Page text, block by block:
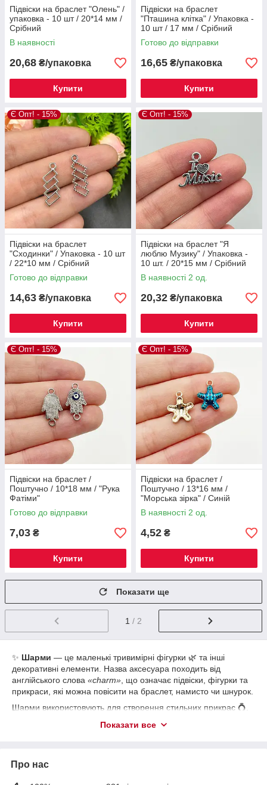
Підвіски на браслет "Олень" /
упаковка - 10 шт / 20*14 мм /
Срібний
В наявності
20,68 ₴/упаковка
Купити
Підвіски на браслет
"Пташина клітка" / Упаковка -
10 шт / 17 мм / Срібний
Готово до відправки
16,65 ₴/упаковка
Купити
Є Опт! - 15%
Підвіски на браслет
"Сходинки" / Упаковка - 10 шт
/ 22*10 мм / Срібний
Готово до відправки
14,63 ₴/упаковка
Купити
Є Опт! - 15%
Підвіски на браслет "Я
люблю Музику" / Упаковка -
10 шт. / 20*15 мм / Срібний
#23
В наявності 2 од.
20,32 ₴/упаковка
Купити
Є Опт! - 15%
Підвіски на браслет /
Поштучно / 10*18 мм / "Рука
Фатіми"
Готово до відправки
7,03 ₴
Купити
Є Опт! - 15%
Підвіски на браслет /
Поштучно / 13*16 мм /
"Морська зірка" / Синій
В наявності 2 од.
4,52 ₴
Купити
Показати ще
1 / 2
✨ Шарми — це маленькі тривимірні фігурки 🌿 та інші
декоративні елементи. Назва аксесуара походить від
англійського слова «charm» , що означає підвіски, фігурки та
прикраси, які можна повісити на браслет, намисто чи шнурок.
Шарми використовують для створення стильних прикрас 💍,
новачок, радимо спершу придбати кілька видів металевих
стразами та квітковими мотивами.
Показати все
Про нас